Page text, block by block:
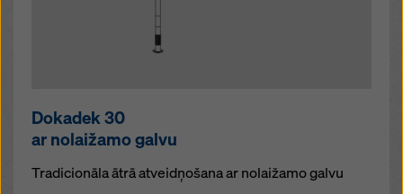
Dokadek 30
ar nolaižamo galvu
Tradicionāla ātrā atveidņošana ar nolaižamo galvu